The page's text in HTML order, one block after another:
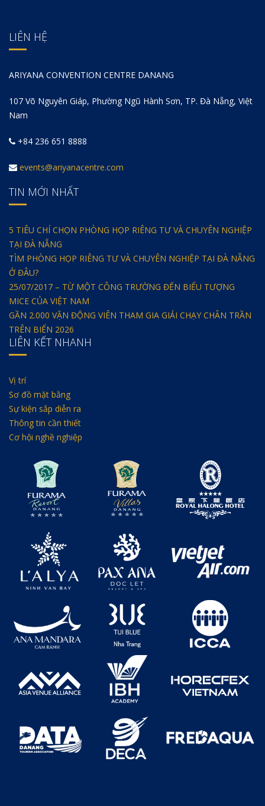
LIÊN HỆ
ARIYANA CONVENTION CENTRE DANANG
107 Võ Nguyên Giáp, Phường Ngũ Hành Sơn, TP. Đà Nẵng, Việt
Nam
+84 236 651 8888
events@ariyanacentre.com
TIN MỚI NHẤT
5 TIÊU CHÍ CHỌN PHÒNG HỌP RIÊNG TƯ VÀ CHUYÊN NGHIỆP
TẠI ĐÀ NẴNG
TÌM PHÒNG HỌP RIÊNG TƯ VÀ CHUYÊN NGHIỆP TẠI ĐÀ NẴNG
Ở ĐÂU?
25/07/2017 – TỪ MỘT CÔNG TRƯỜNG ĐẾN BIỂU TƯỢNG
MICE CỦA VIỆT NAM
GẦN 2.000 VẬN ĐỘNG VIÊN THAM GIA GIẢI CHẠY CHÂN TRẦN
TRÊN BIỂN 2026
LIÊN KẾT NHANH
Vị trí
Sơ đồ mặt bằng
Sự kiện sắp diễn ra
Thông tin cần thiết
Cơ hội nghề nghiệp